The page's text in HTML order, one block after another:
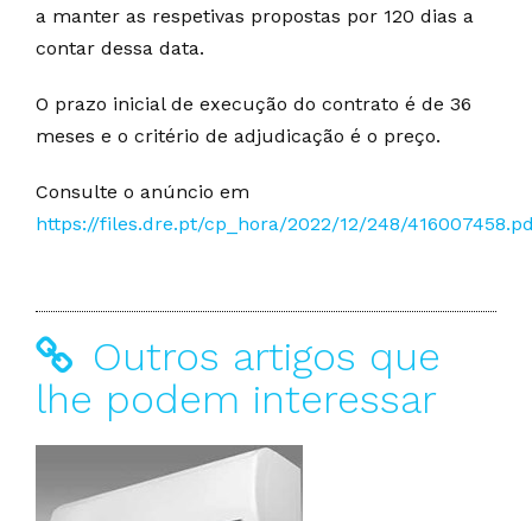
a manter as respetivas propostas por 120 dias a
contar dessa data.
O prazo inicial de execução do contrato é de 36
meses e o critério de adjudicação é o preço.
Consulte o anúncio em
https://files.dre.pt/cp_hora/2022/12/248/
Outros artigos que
lhe podem interessar